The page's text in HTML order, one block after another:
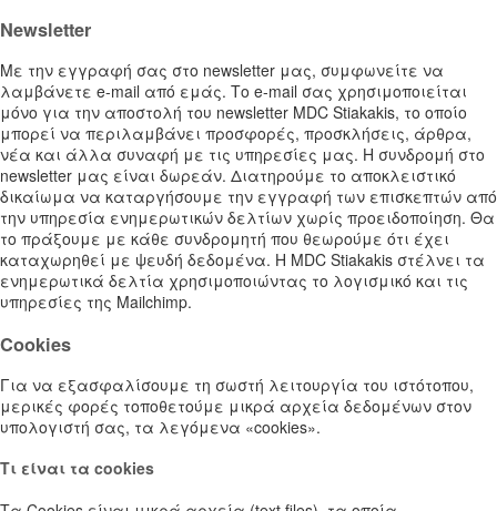
Newsletter
Με την εγγραφή σας στο newsletter μας, συμφωνείτε να
λαμβάνετε e-mail από εμάς. Το e-mail σας χρησιμοποιείται
μόνο για την αποστολή του newsletter MDC Stiakakis, το οποίο
μπορεί να περιλαμβάνει προσφορές, προσκλήσεις, άρθρα,
νέα και άλλα συναφή με τις υπηρεσίες μας. Η συνδρομή στο
newsletter μας είναι δωρεάν. Διατηρούμε το αποκλειστικό
δικαίωμα να καταργήσουμε την εγγραφή των επισκεπτών από
την υπηρεσία ενημερωτικών δελτίων χωρίς προειδοποίηση. Θα
το πράξουμε με κάθε συνδρομητή που θεωρούμε ότι έχει
καταχωρηθεί με ψευδή δεδομένα. Η MDC Stiakakis στέλνει τα
ενημερωτικά δελτία χρησιμοποιώντας το λογισμικό και τις
υπηρεσίες της Mailchimp.
Cookies
Για να εξασφαλίσουμε τη σωστή λειτουργία του ιστότοπου,
μερικές φορές τοποθετούμε μικρά αρχεία δεδομένων στον
υπολογιστή σας, τα λεγόμενα «cookies».
Τι είναι τα cookies